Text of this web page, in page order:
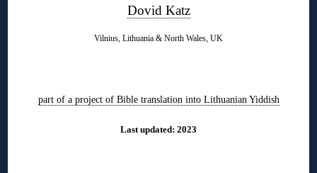
Dovid Katz
Vilnius, Lithuania & North Wales, UK
part of a project of Bible translation into Lithuanian Yiddish
Last updated: 2023